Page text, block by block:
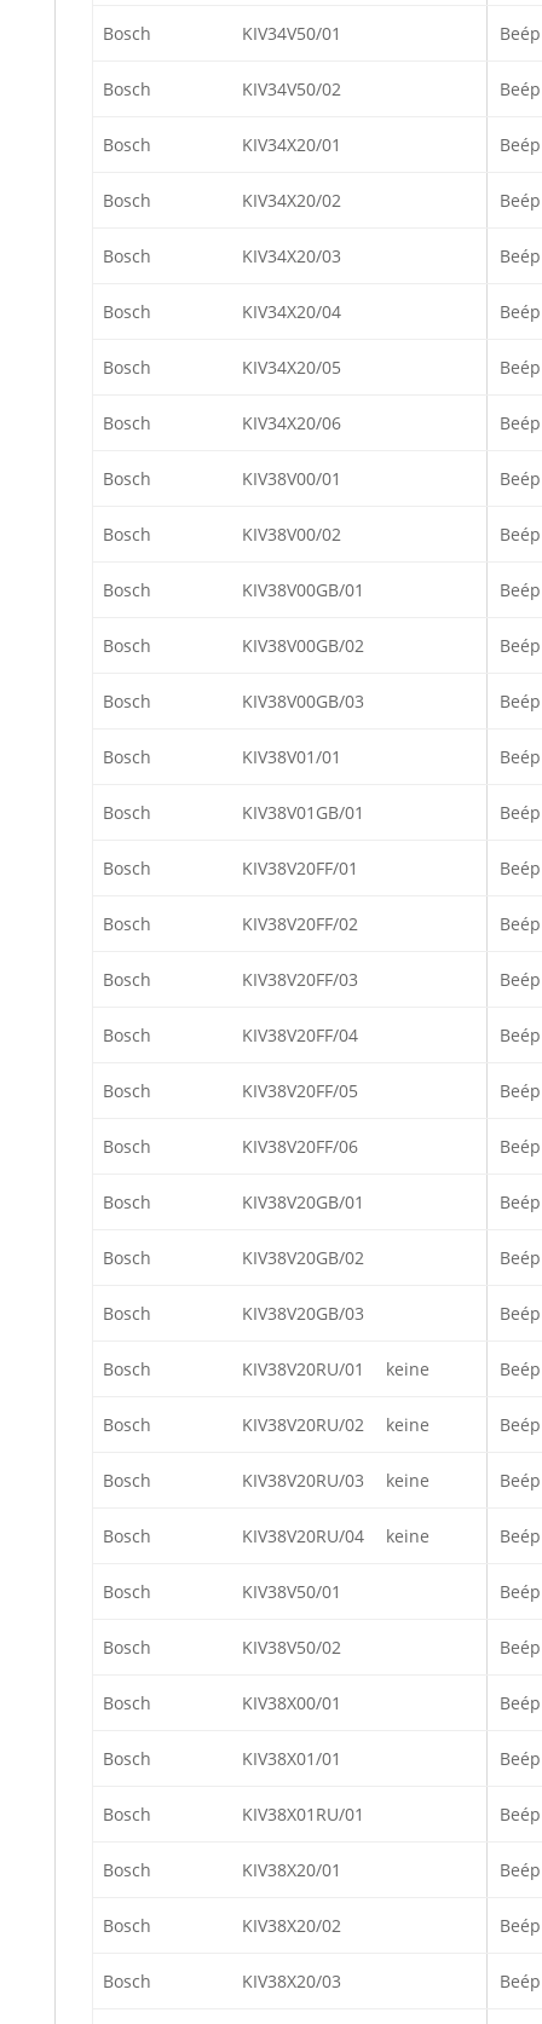
Bosch KIV34V50/01
Bosch KIV34V50/02
Bosch KIV34X20/01
Bosch KIV34X20/02
Bosch KIV34X20/03
Bosch KIV34X20/04
Bosch KIV34X20/05
Bosch KIV34X20/06
Bosch KIV38V00/01
Bosch KIV38V00/02
Bosch KIV38V00GB/01
Bosch KIV38V00GB/02
Bosch KIV38V00GB/03
Bosch KIV38V01/01
Bosch KIV38V01GB/01
Bosch KIV38V20FF/01
Bosch KIV38V20FF/02
Bosch KIV38V20FF/03
Bosch KIV38V20FF/04
Bosch KIV38V20FF/05
Bosch KIV38V20FF/06
Bosch KIV38V20GB/01
Bosch KIV38V20GB/02
Bosch KIV38V20GB/03
Bosch KIV38V20RU/01 keine
Bosch KIV38V20RU/02 keine
Bosch KIV38V20RU/03 keine
Bosch KIV38V20RU/04 keine
Bosch KIV38V50/01
Bosch KIV38V50/02
Bosch KIV38X00/01
Bosch KIV38X01/01
Bosch KIV38X01RU/01
Bosch KIV38X20/01
Bosch KIV38X20/02
Bosch KIV38X20/03